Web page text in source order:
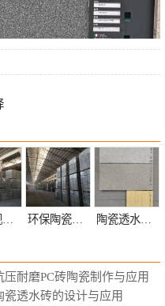
环保陶瓷透水砖定制 陶瓷透水砖颜色定制
压耐磨PC砖陶瓷制作与应用
瓷透水砖的设计与应用